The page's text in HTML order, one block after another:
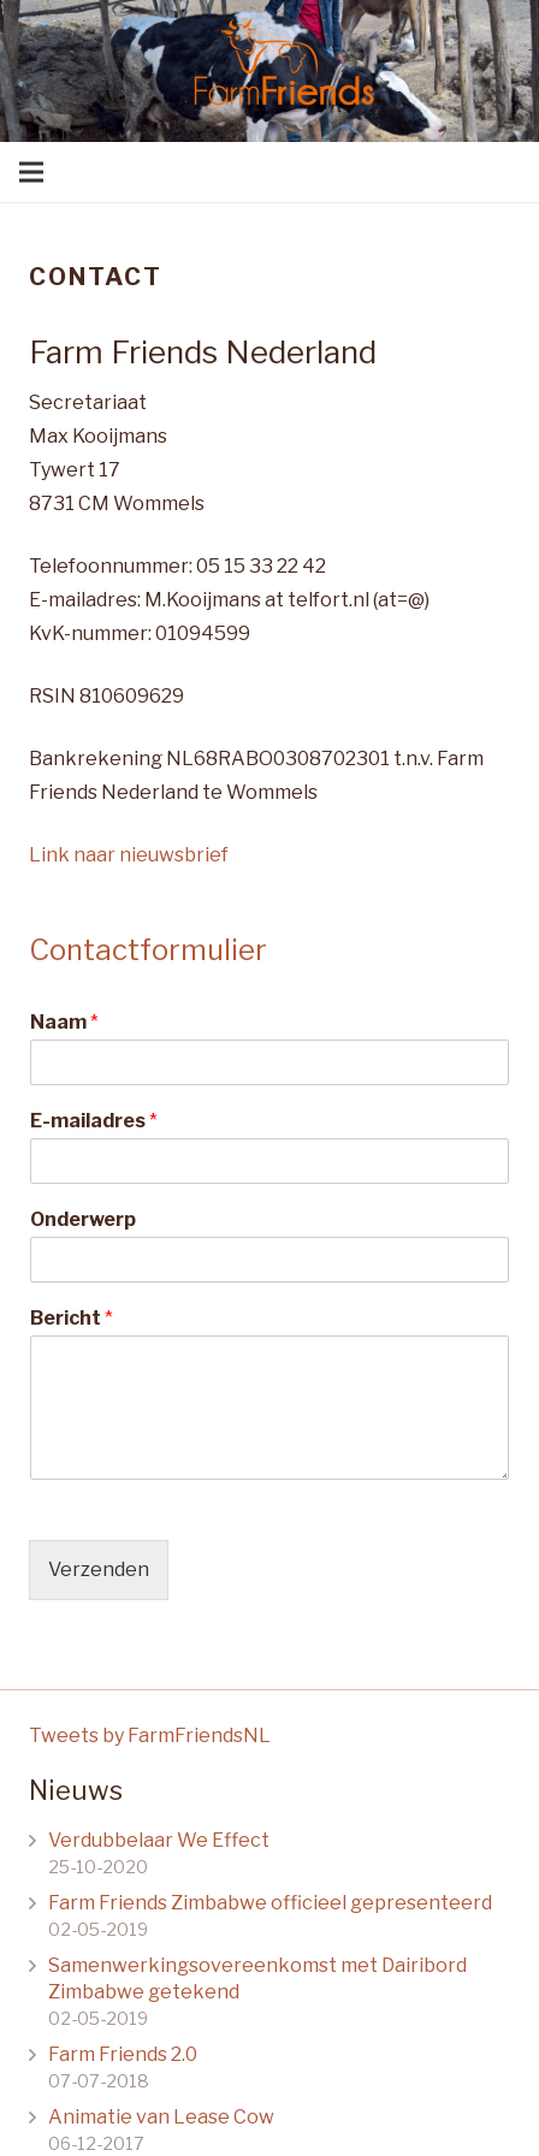
Farm Friends Nederland
Secretariaat
Max Kooijmans
Tywert 17
8731 CM Wommels
Telefoonnummer: 05 15 33 22 42
E-mailadres: M.Kooijmans at telfort.nl (at=@)
KvK-nummer: 01094599
RSIN 810609629
Bankrekening NL68RABO0308702301 t.n.v. Farm
Friends Nederland te Wommels
Link naar nieuwsbrief
Contactformulier
Naam*
*
*
-
a
l
d
E-mailadres*
Onderwerp
Bericht *
Verzenden
CONTACT
Tweets by FarmFriendsNL
Nieuws
Verdubbelaar We Effect
25-10-2020
Farm Friends Zimbabwe officieel gepresenteerd
02-05-2019
Samenwerkingsovereenkomst met Dairibord
Zimbabwe getekend
02-05-2019
Farm Friends 2.0
07-07-2018
Animatie van Lease Cow
06-12-2017